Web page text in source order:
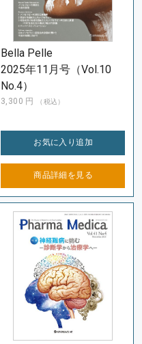
Bella Pelle
2025年11月号（Vol.10
No.4）
3,300 円 （税込）
お気に入り追加
商品詳細を 見る